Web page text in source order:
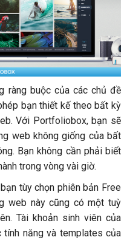
ràng buộc của các chủ đề
bạn thiết kế theo bất kỳ
Với Portfoliobox, bạn sẽ
web không giống của bất
Bạn không cần phải biết
trong vòng vài giờ.
tùy chọn phiên bản Free
web này cũng có một tuỳ
Tài khoản sinh viên của
năng và templates của